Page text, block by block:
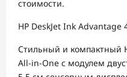
стоимости.
HP DeskJet Ink Advantage
Стильный и компактный
All-in-One с модулем